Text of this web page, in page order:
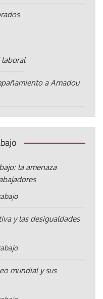
a Amadou
la amenaza
y las desigualdades
mundial y sus